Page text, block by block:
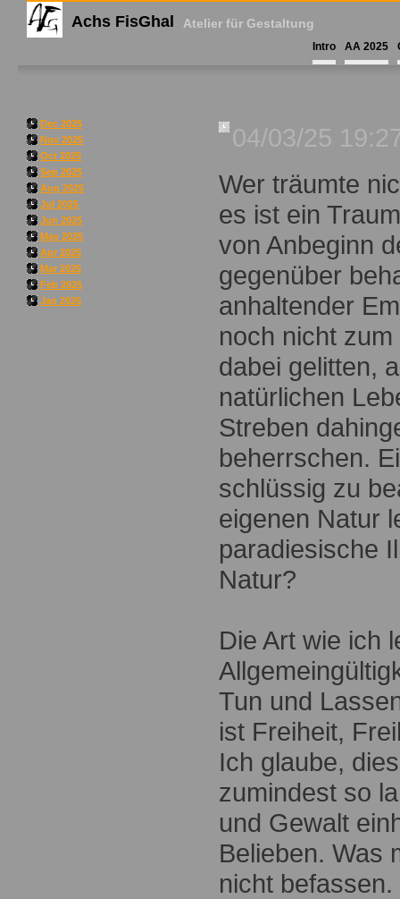
Achs FisGhal Atelier für Gestaltung
Intro AA 2025
Dec 2025
Nov 2025
Oct 2025
Sep 2025
Aug 2025
Jul 2025
Jun 2025
May 2025
Apr 2025
Mar 2025
Feb 2025
Jan 2025
04/03/25
Wer träumte
es ist ein
von Anbeginn
gegenüber
anhaltender
noch nicht
dabei gelitten,
natürlichen
Streben
beherrschen.
schlüssig zu
eigenen Natur
paradiesische
Natur?
Die Art wie ich
Tun und
ist Freiheit,
Ich glaube,
zumindest so
und Gewalt
Belieben. Was
nicht befassen.